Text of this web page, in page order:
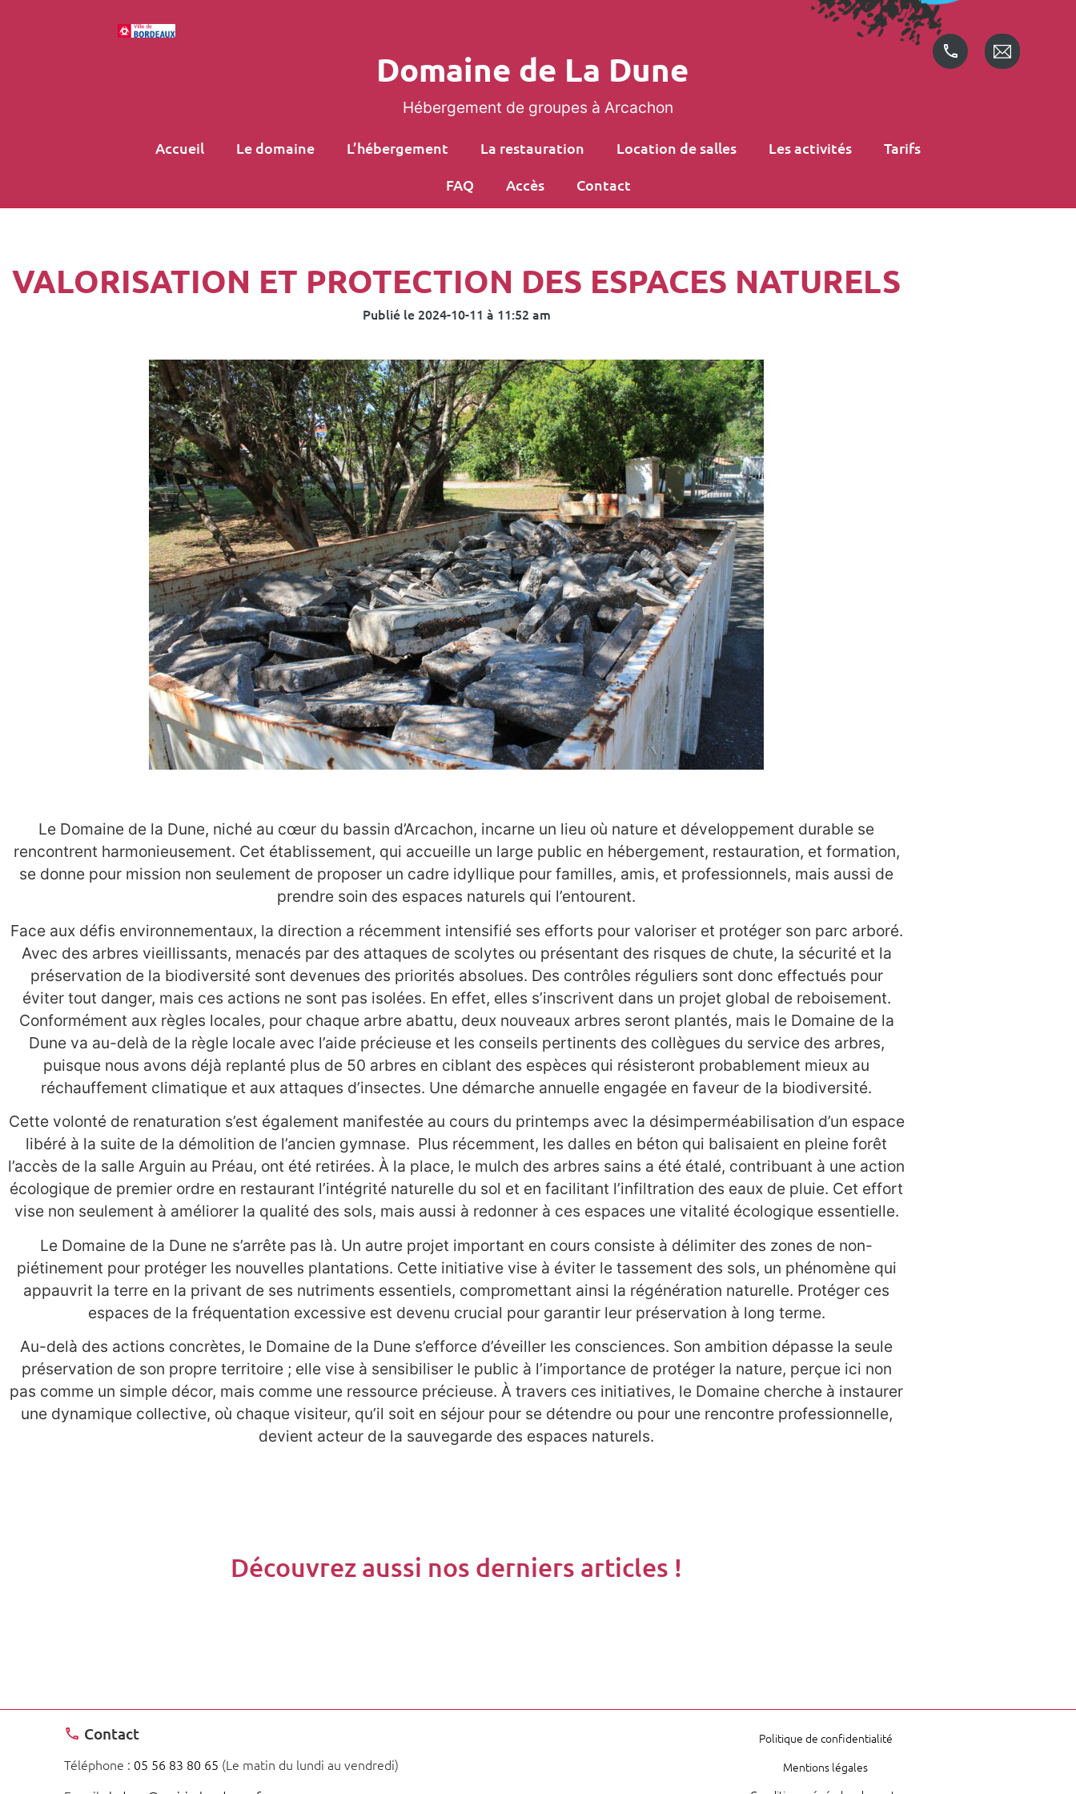
Domaine de La Dune
Hébergement de groupes à Arcachon
Accueil Le domaine L’hébergement La restauration Location de salles Les activités
Tarifs
FAQ
Accès Contact
VALORISATION ET PROTECTION DES ESPACES NATURELS
Publié le 2024-10-11 à 11:52 am
Le Domaine de la Dune, niché au cœur du bassin d’Arcachon, incarne un lieu où nature et développement durable se
rencontrent harmonieusement. Cet établissement, qui accueille un large public en hébergement, restauration, et formation,
se donne pour mission non seulement de proposer un cadre idyllique pour familles, amis, et professionnels, mais aussi de
prendre soin des espaces naturels qui l’entourent.
Face aux défis environnementaux, la direction a récemment intensifié ses efforts pour valoriser et protéger son parc arboré.
Avec des arbres vieillissants, menacés par des attaques de scolytes ou présentant des risques de chute, la sécurité et la
préservation de la biodiversité sont devenues des priorités absolues. Des contrôles réguliers sont donc effectués pour
éviter tout danger, mais ces actions ne sont pas isolées. En effet, elles s’inscrivent dans un projet global de reboisement.
Conformément aux règles locales, pour chaque arbre abattu, deux nouveaux arbres seront plantés, mais le Domaine de la
Dune va au-delà de la règle locale avec l’aide précieuse et les conseils pertinents des collègues du service des arbres,
puisque nous avons déjà replanté plus de 50 arbres en ciblant des espèces qui résisteront probablement mieux au
réchauffement climatique et aux attaques d’insectes. Une démarche annuelle engagée en faveur de la biodiversité.
Cette volonté de renaturation s’est également manifestée au cours du printemps avec la désimperméabilisation d’un espace
libéré à la suite de la démolition de l’ancien gymnase. Plus récemment, les dalles en béton qui balisaient en pleine forêt
l’accès de la salle Arguin au Préau, ont été retirées. À la place, le mulch des arbres sains a été étalé, contribuant à une action
écologique de premier ordre en restaurant l’intégrité naturelle du sol et en facilitant l’infiltration des eaux de pluie. Cet effort
vise non seulement à améliorer la qualité des sols, mais aussi à redonner à ces espaces une vitalité écologique essentielle.
Le Domaine de la Dune ne s’arrête pas là. Un autre projet important en cours consiste à délimiter des zones de non-
piétinement pour protéger les nouvelles plantations. Cette initiative vise à éviter le tassement des sols, un phénomène qui
appauvrit la terre en la privant de ses nutriments essentiels, compromettant ainsi la régénération naturelle. Protéger ces
espaces de la fréquentation excessive est devenu crucial pour garantir leur préservation à long terme.
Au-delà des actions concrètes, le Domaine de la Dune s’efforce d’éveiller les consciences. Son ambition dépasse la seule
préservation de son propre territoire ; elle vise à sensibiliser le public à l’importance de protéger la nature, perçue ici non
pas comme un simple décor, mais comme une ressource précieuse. À travers ces initiatives, le Domaine cherche à instaurer
une dynamique collective, où chaque visiteur, qu’il soit en séjour pour se détendre ou pour une rencontre professionnelle,
devient acteur de la sauvegarde des espaces naturels.
Découvrez aussi nos derniers articles !
Contact
Téléphone : 05 56 83 80 65 (Le matin du lundi au vendredi)
Politique de confidentialité
Mentions légales